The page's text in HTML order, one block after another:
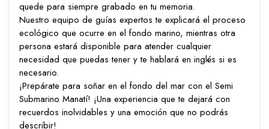
quede para siempre grabado en tu memoria.
Nuestro equipo de guías expertos te explicará el proceso
ecológico que ocurre en el fondo marino, mientras otra
persona estará disponible para atender cualquier
necesidad que puedas tener y te hablará en inglés si es
necesario.
¡Prepárate para soñar en el fondo del mar con el Semi
Submarino Manatí! ¡Una experiencia que te dejará con
recuerdos inolvidables y una emoción que no podrás
describir!